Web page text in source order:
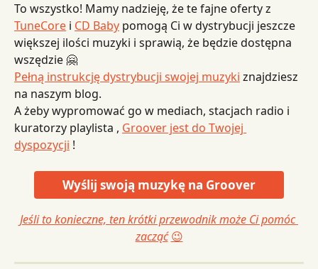
To wszystko! Mamy nadzieję, że te fajne oferty z
TuneCore i CD Baby pomogą Ci w dystrybucji jeszcze
większej ilości muzyki i sprawią, że będzie dostępna
wszędzie 🤗
Pełną instrukcję dystrybucji swojej muzyki znajdziesz
na naszym blog.
A żeby wypromować go w mediach, stacjach radio i
kuratorzy playlista , Groover jest do Twojej
dyspozycji !
Wyślij swoją muzykę na Groover
Jeśli to konieczne, ten krótki przewodnik może Ci pomóc
zacząć 😉